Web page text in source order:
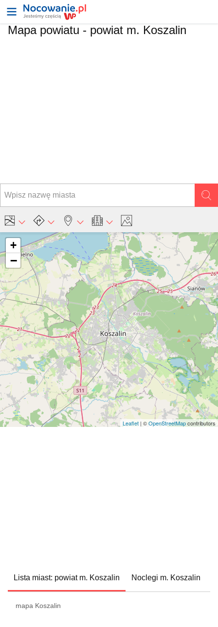
Mapa powiatu - powiat m. Koszalin
+
−
Leaflet | ©OpenStreetMapcontributors
Lista miast: powiat m. Koszalin Noclegi m. Koszalin
mapa Koszalin